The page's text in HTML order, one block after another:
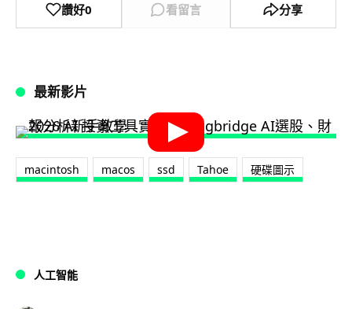
讚好0 看留言 分享
最新影片
macintosh macos ssd Tahoe 硬碟圖示
人工智能